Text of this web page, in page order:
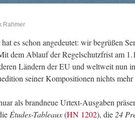
Rahmer
hat es schon an­ge­deu­tet: wir be­grü­ßen
dem Ab­lauf der Re­gel­schutz­frist am
Län­dern der EU und welt­weit nun
sei­ner Kom­po­si­tio­nen nichts mehr
als brand­neue Ur­text-Aus­ga­ben
Étu­des-Ta­bleaux(HN 1202), die 24